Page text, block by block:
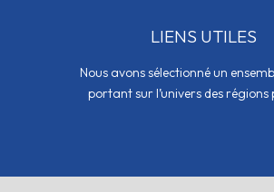
LIENS UTILES
Nous avons sélectionné un
portant sur l’univers des régions